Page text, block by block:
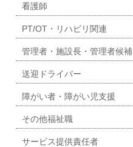
看護師
PT/OT・リハビリ関連
管理者・施設長・管理者候補
送迎ドライバー
障がい者・障がい児支援
その他福祉職
サービス提供責任者